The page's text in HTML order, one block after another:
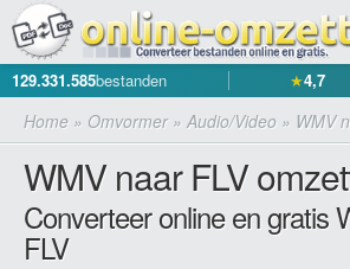
129.331.585bestanden ★4,7
Home » Omvormer» Audio/Video » WMV
WMV naar FLV
Converteer online en gratis
FLV